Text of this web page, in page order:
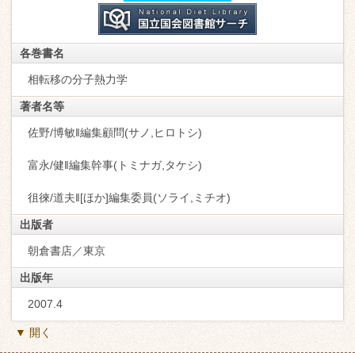
各巻書名
相転移の分子熱力学
著者名等
佐野/博敏‖編集顧問(サノ,ヒロトシ)
富永/健‖編集幹事(トミナガ,タケシ)
徂徠/道夫‖[ほか]編集委員(ソライ,ミチオ)
出版者
朝倉書店／東京
出版年
2007.4
▼ 開く